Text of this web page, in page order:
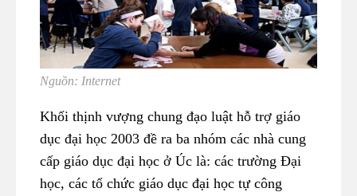
Nguồn: Internet
Khối thịnh vượng chung đạo luật hỗ trợ giáo
dục đại học 2003 đề ra ba nhóm các nhà cung
cấp giáo dục đại học ở Úc là: các trường Đại
học, các tổ chức giáo dục đại học tự công